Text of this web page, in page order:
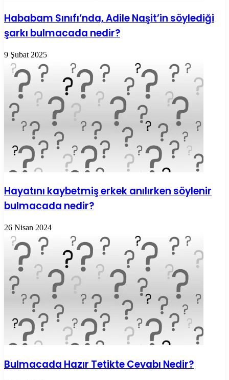
Hababam Sınıfı’nda, Adile Naşit’in söylediği
şarkı bulmacada nedir?
9 Şubat 2025
Hayatını kaybetmiş erkek anılırken söylenir
bulmacada nedir?
26 Nisan 2024
Bulmacada Hazır Tetikte Cevabı Nedir?